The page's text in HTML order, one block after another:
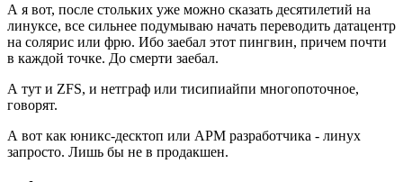
А я вот, после стольких уже можно сказать десятилетий на
линуксе, все сильнее подумываю начать переводить датацентр
на солярис или фрю. Ибо заебал этот пингвин, причем почти
в каждой точке. До смерти заебал.
А тут и ZFS, и нетграф или тисипиайпи многопоточное,
говорят.
А вот как юникс-десктоп или АРМ разработчика - линух
запросто. Лишь бы не в продакшен.